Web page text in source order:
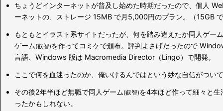
ちょうどインターネットが普及し始めた時期だったので、個人
ーネットの、ストレージ 15MB で月5,000円のプラン。（15GB
もともとイラスト系サイトだったが、何を踏み違えたか同人ゲー
ゲーム(叡智)を作ってコミケで頒布。評判よさげだったので
言語、Windows 版は Macromedia Director（Lingo）で開発。
ここで何を血迷ったのか、俺いけるんではという妙な自信がつい
その後2年半ほど無職で同人ゲーム(叡智)を4本ほど作って細々と
ったかもしれない。